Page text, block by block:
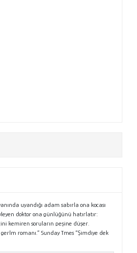
uyandığı adam sabırla ona kocası
doktor ona günlüğünü hatırlatır:
kemiren soruların peşine düşer.
romanı.” Sunday Tmes “Şimdiye dek